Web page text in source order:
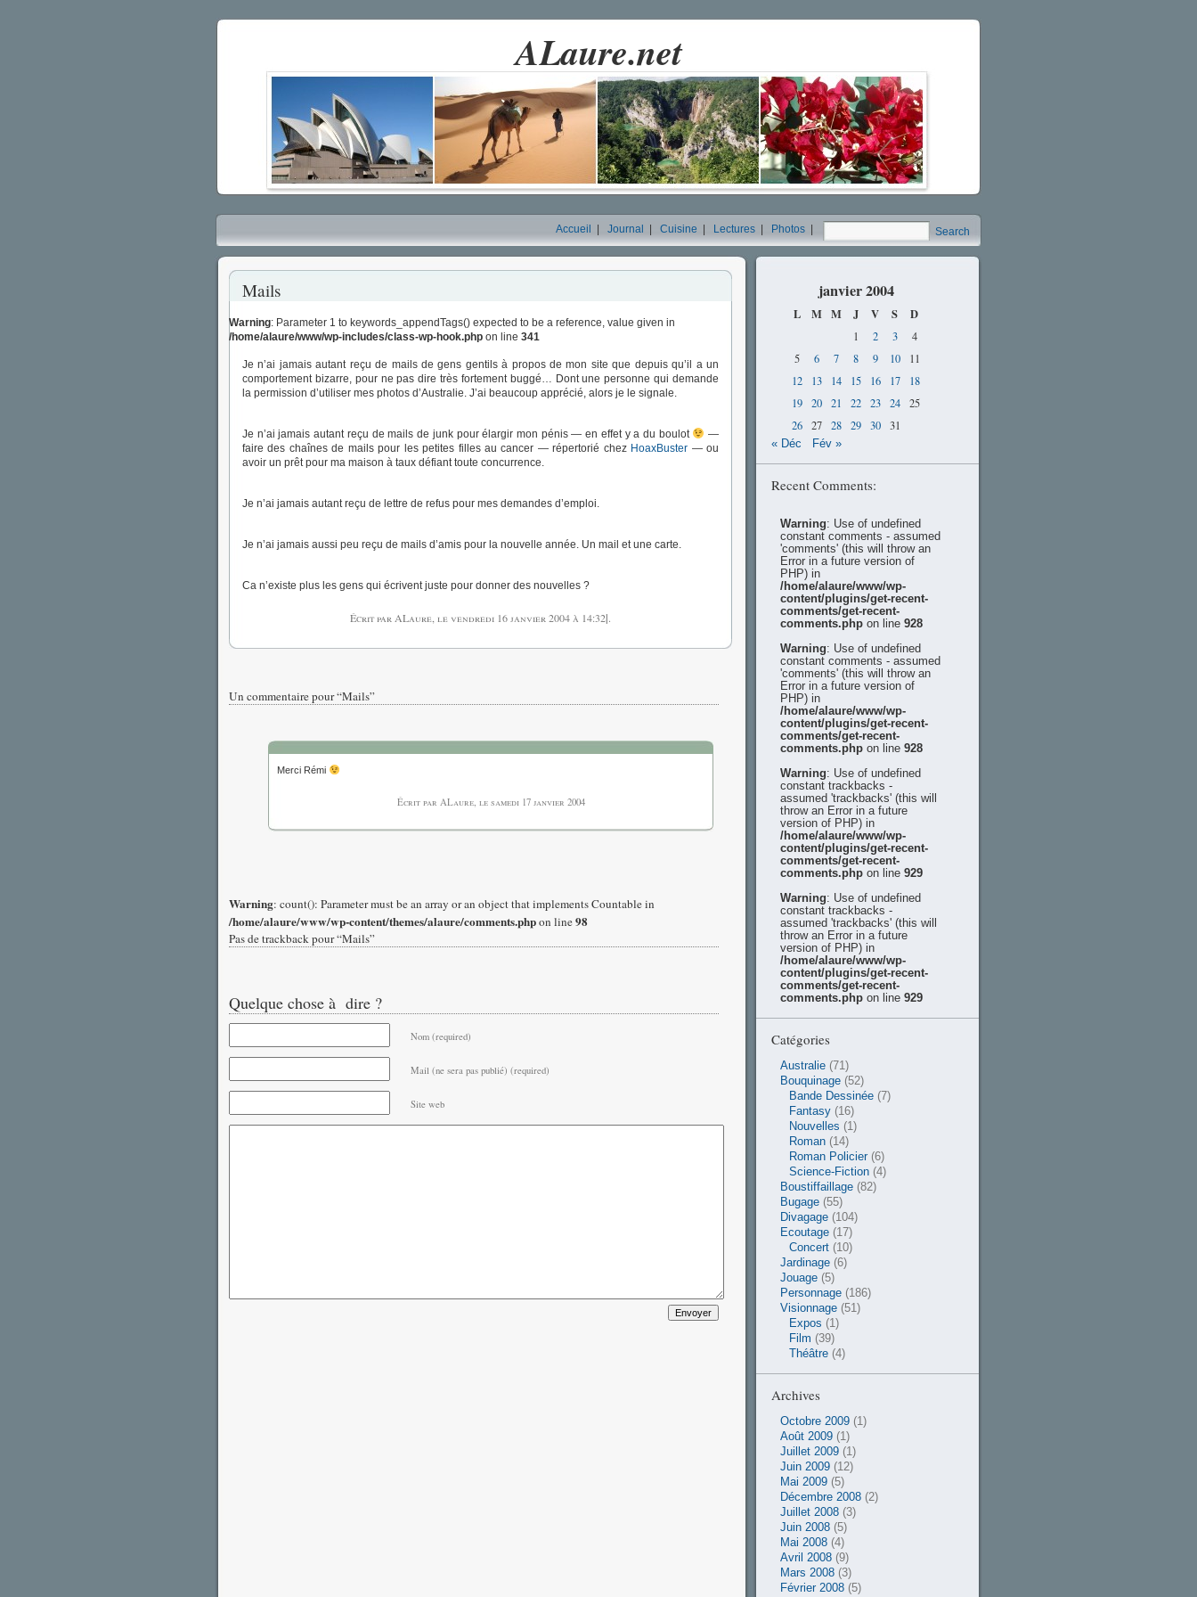
ALaure.net
Search
Accueil Journal Cuisine Lectures Photos
Mails
Warning: Parameter 1 to keywords_appendTags() expected to be a reference, value given in
/home/alaure/www/wp-includes/class-wp-hook.php on line 341
Je n’ai jamais autant reçu de mails de gens gentils à propos de mon site que depuis qu’il a un
comportement bizarre, pour ne pas dire très fortement buggé… Dont une personne qui demande
la permission d’utiliser mes photos d’Australie. J’ai beaucoup apprécié, alors je le signale.
Je n’ai jamais autant reçu de mails de junk pour élargir mon pénis — en effet y a du boulot
—
faire des chaînes de mails pour les petites filles au cancer — répertorié chez HoaxBuster — ou
avoir un prêt pour ma maison à taux défiant toute concurrence.
Je n’ai jamais autant reçu de lettre de refus pour mes demandes d’emploi.
Je n’ai jamais aussi peu reçu de mails d’amis pour la nouvelle année. Un mail et une carte.
Ca n’existe plus les gens qui écrivent juste pour donner des nouvelles ?
Écrit par ALaure, le vendredi 16 janvier 2004 à 14:32|.
Un commentaire pour “Mails”
Merci Rémi
Écrit par ALaure, le samedi 17 janvier 2004
Warning: count(): Parameter must be an array or an object that implements Countable in
/home/alaure/www/wp-content/themes/alaure/comments.phpon line98
Pas de trackback pour “Mails”
Quelque chose à dire ?
Nom (required)
Mail (ne sera pas publié) (required)
Site web
janvier 2004
L M M J V S D
1 2 3
4
5
6 7 8 9 10
11
12
13 14 15 16 17
18
19 20 21 22 23 24
25
26 27 28 29 30 31
« Déc Fév »
Recent Comments:
Warning: Use of undefined
constant comments - assumed
'comments' (this will throw an
Error in a future version of
PHP) in
/home/alaure/www/wp-
content/plugins/get-recent-
comments/get-recent-
comments.php on line 928
Warning: Use of undefined
constant comments - assumed
'comments' (this will throw an
Error in a future version of
PHP) in
/home/alaure/www/wp-
content/plugins/get-recent-
comments/get-recent-
comments.php on line 928
Warning: Use of undefined
constant trackbacks -
assumed 'trackbacks' (this will
throw an Error in a future
version of PHP) in
/home/alaure/www/wp-
content/plugins/get-recent-
comments/get-recent-
comments.php on line 929
Warning: Use of undefined
constant trackbacks -
assumed 'trackbacks' (this will
throw an Error in a future
version of PHP) in
/home/alaure/www/wp-
content/plugins/get-recent-
comments/get-recent-
comments.php on line 929
Catégories
Australie (71)
Bouquinage (52)
Bande Dessinée (7)
Fantasy (16)
Nouvelles (1)
Roman (14)
Roman Policier (6)
Science-Fiction (4)
Boustiffaillage (82)
Bugage (55)
Divagage (104)
Ecoutage (17)
Concert (10)
Jardinage (6)
Jouage (5)
Personnage (186)
Visionnage (51)
Expos (1)
Film (39)
Théâtre (4)
Archives
Octobre 2009 (1)
Août 2009 (1)
Juillet 2009 (1)
Juin 2009 (12)
Mai 2009 (5)
Décembre 2008 (2)
Juillet 2008 (3)
Juin 2008 (5)
Mai 2008 (4)
Avril 2008 (9)
Mars 2008 (3)
Février 2008 (5)